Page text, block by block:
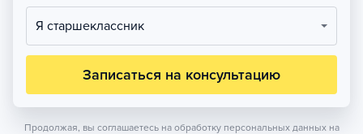
Я старшеклассник
Записаться на консультацию
Продолжая, вы соглашаетесь на обработку персональных данных на